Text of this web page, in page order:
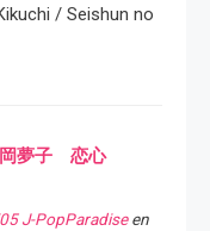
/ Seishun no
岡夢子 恋心
J-PopParadiseen